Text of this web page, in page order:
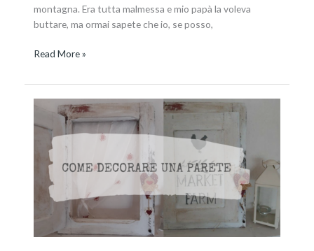
montagna. Era tutta malmessa e mio papà la voleva
buttare, ma ormai sapete che io, se posso,
Read More »
finestra